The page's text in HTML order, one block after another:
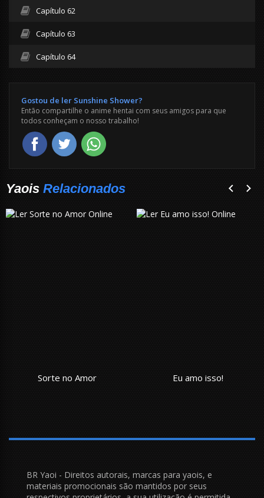
Capítulo 62
Capítulo 63
Capítulo 64
Gostou de ler Sunshine Shower?
Então compartilhe o anime hentai com seus amigos para que
todos conheçam o nosso trabalho!
Yaois Relacionados
no Amor Eu amo isso!
BR Yaoi - Direitos autorais, marcas para yaois, e
materiais promocionais são mantidos por seus